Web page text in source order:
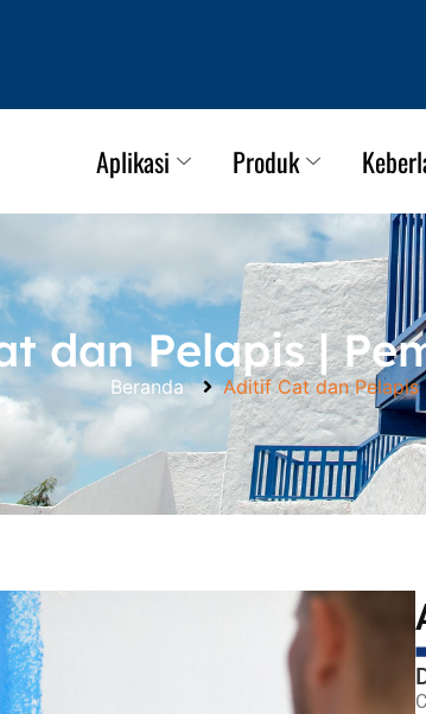
Aplikasi Produk
dan Pelapis |
Beranda Aditif Cat dan Pelapis